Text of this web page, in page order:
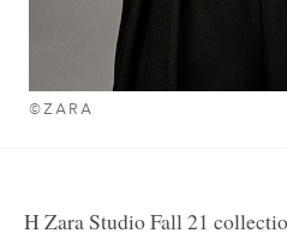
©ZARA
Η Zara Studio Fall 21